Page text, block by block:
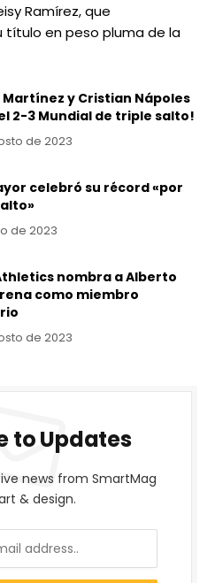
Ramírez, que
en peso pluma de la
Martínez y Cristian Nápoles
2-3 Mundial de triple salto!
de 2023
celebró su récord «por
de 2023
nombra a Alberto
como miembro
de 2023
to Updates
news from SmartMag
& design.